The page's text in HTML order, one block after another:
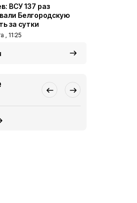
ВСУ 137 раз
Белгородскую
за сутки
, 11:25